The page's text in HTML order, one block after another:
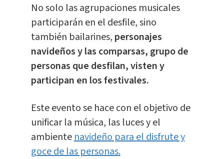
No solo las agrupaciones musicales
participarán en el desfile, sino
también bailarines, personajes
navideños y las comparsas, grupo de
personas que desfilan, visten y
participan en los festivales.
Este evento se hace con el objetivo de
unificar la música, las luces y el
ambientenavideño para el disfrute y
goce de las personas.